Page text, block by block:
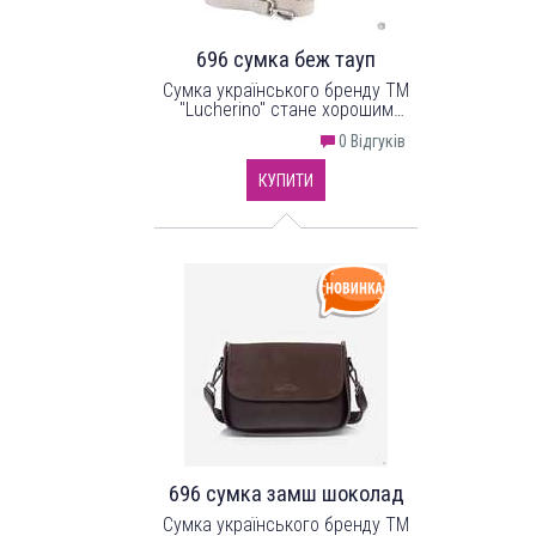
696 сумка беж тауп
Сумка українського бренду ТМ
"Lucherino" стане хорошим
Невелика жіноча сумочка
виготовлена з високоякісного
шкірзамінника та якісної
надійної фурнітури в кольорі -
нікель. Одне відділення з
0 Відгуків
КУПИТИ
696 сумка замш шоколад
Сумка українського бренду ТМ